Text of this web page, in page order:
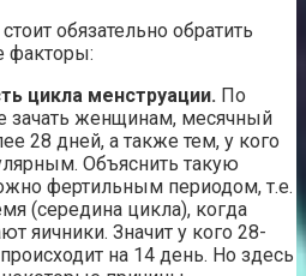
обязательно обратить
факторы:
цикла менструации. По
зачать женщинам, месячный
28 дней, а также тем, у кого
Объяснить такую
фертильным периодом, т.е.
(середина цикла), когда
яичники. Значит у кого 28-
на 14 день. Но здесь